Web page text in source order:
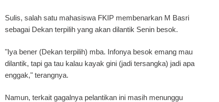
Sulis, salah satu mahasiswa FKIP membenarkan M Basri
sebagai Dekan terpilih yang akan dilantik Senin besok.
"Iya bener (Dekan terpilih) mba. Infonya besok emang mau
dilantik, tapi ga tau kalau kayak gini (jadi tersangka) jadi apa
enggak," terangnya.
Namun, terkait gagalnya pelantikan ini masih menunggu